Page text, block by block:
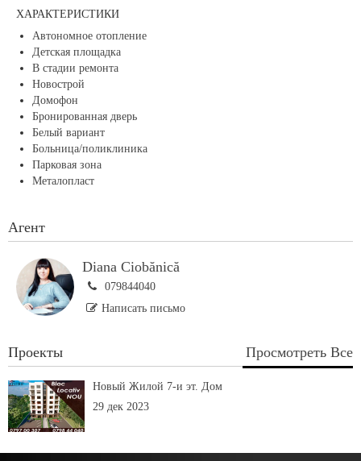
ХАРАКТЕРИСТИКИ
Автономное отопление
Детская площадка
В стадии ремонта
Новострой
Домофон
Бронированная дверь
Белый вариант
Больница/поликлиника
Парковая зона
Металопласт
Агент
Diana Ciobănică
079844040
Написать письмо
Проекты Просмотреть Все
Новый Жилой 7-и эт. Дом
29 дек 2023